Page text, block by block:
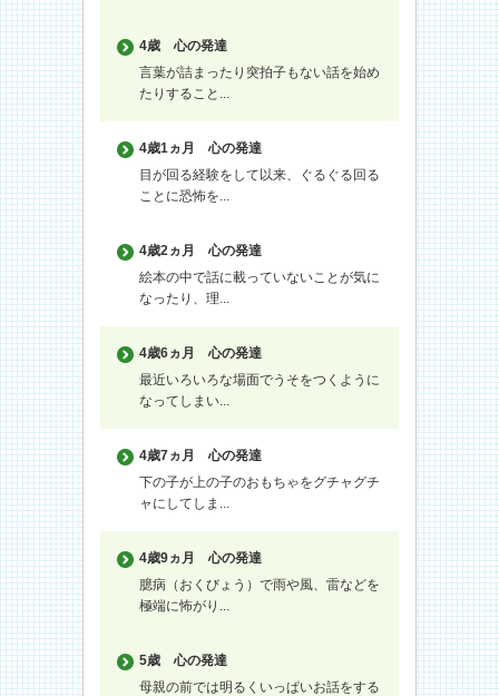
4歳
心の発達
言葉が詰まったり突拍子もない話を始め
たりすること...
4歳1ヵ月
心の発達
目が回る経験をして以来、ぐるぐる回る
ことに恐怖を...
4歳2ヵ月
心の発達
絵本の中で話に載っていないことが気に
なったり、理...
4歳6ヵ月
心の発達
最近いろいろな場面でうそをつくように
なってしまい...
4歳7ヵ月
心の発達
下の子が上の子のおもちゃをグチャグチ
ャにしてしま...
4歳9ヵ月
心の発達
臆病（おくびょう）で雨や風、雷などを
極端に怖がり...
5歳
心の発達
母親の前では明るくいっぱいお話をする